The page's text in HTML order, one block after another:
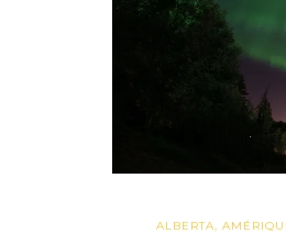
ALBERTA,